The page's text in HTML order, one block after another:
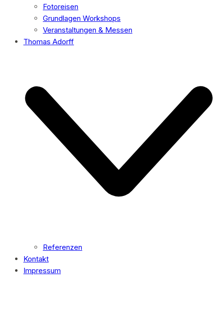
Fotoreisen
Grundlagen Workshops
Veranstaltungen & Messen
Thomas Adorff
Referenzen
Kontakt
Impressum